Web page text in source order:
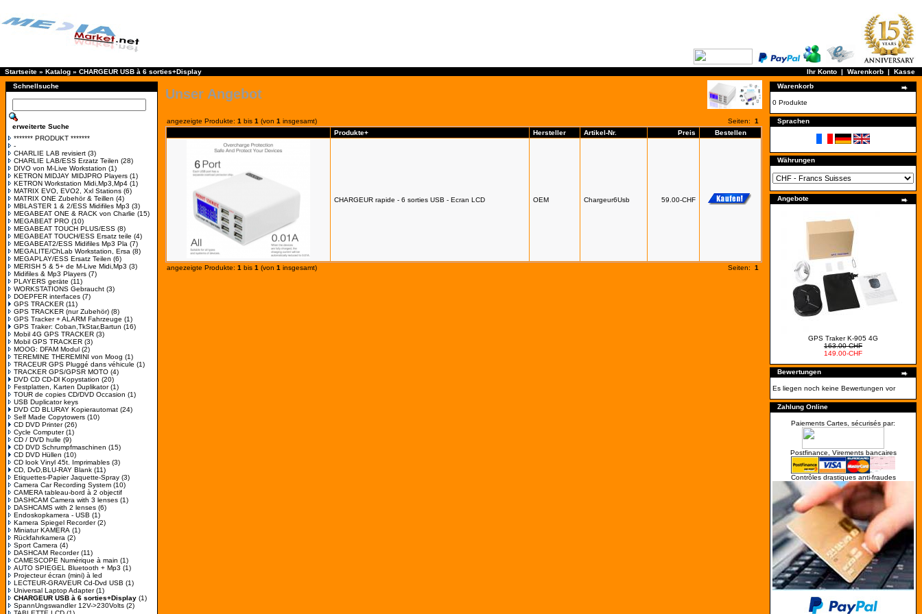
Startseite » Katalog » CHARGEUR USB à 6 sorties+Display Ihr Konto | Warenkorb | Kasse
Schnellsuche
erweiterte Suche
******* PRODUKT *******
-
CHARLIE LAB revisiert (3)
CHARLIE LAB/ESS Erzatz Teilen (28)
DIVO von M-Live Workstation (1)
KETRON MIDJAY MIDJPRO Players (1)
KETRON Workstation Midi,Mp3,Mp4 (1)
MATRIX EVO, EVO2, Xxl Stations (6)
MATRIX ONE Zubehör & Teillen (4)
MBLASTER 1 & 2/ESS Midifiles Mp3 (3)
MEGABEAT ONE & RACK von Charlie (15)
MEGABEAT PRO (10)
MEGABEAT TOUCH PLUS/ESS (8)
MEGABEAT TOUCH/ESS Ersatz teile (4)
MEGABEAT2/ESS Midifiles Mp3 Pla (7)
MEGALITE/ChLab Workstation, Ersa (8)
MEGAPLAY/ESS Ersatz Teilen (6)
MERISH 5 & 5+ de M-Live Midi,Mp3 (3)
Midifiles & Mp3 Players (7)
PLAYERS geräte (11)
WORKSTATIONS Gebraucht (3)
DOEPFER interfaces (7)
GPS TRACKER (11)
GPS TRACKER (nur Zubehör) (8)
GPS Tracker + ALARM Fahrzeuge (1)
GPS Traker: Coban,TkStar,Bartun (16)
Mobil 4G GPS TRACKER (3)
Mobil GPS TRACKER (3)
MOOG: DFAM Modul (2)
TEREMINE THEREMINI von Moog (1)
TRACEUR GPS Pluggé dans véhicule (1)
TRACKER GPS/GPSR MOTO (4)
DVD CD CD-Dl Kopystation (20)
Festplatten, Karten Duplikator(1)
TOUR de copies CD/DVD Occasion (1)
USB Duplicator keys
DVD CD BLURAY Kopierautomat (24)
Self Made Copytowers (10)
CD DVD Printer(26)
Cycle Computer(1)
CD / DVD hulle (9)
CD DVD Schrumpfmaschinen (15)
CD DVD Hüllen (10)
CD look Vinyl 45t. Imprimables (3)
CD, DvD,BLU-RAY Blank (11)
Etiquettes-Papier Jaquette-Spray (3)
Camera Car Recording System (10)
CAMERA tableau-bord à 2 objectif
DASHCAM Camera with 3 lenses (1)
DASHCAMS with 2 lenses (6)
Endoskopkamera - USB (1)
Kamera Spiegel Recorder(2)
Miniatur KAMERA (1)
Rückfahrkamera (2)
Sport Camera (4)
DASHCAM Recorder(11)
CAMESCOPE Numérique à main (1)
AUTO SPIEGEL Bluetooth + Mp3 (1)
Projecteur écran (mini) à led
LECTEUR-GRAVEUR Cd-Dvd USB (1)
Universal Laptop Adapter(1)
CHARGEUR USB à 6 sorties+Display (1)
SpannUngswandler 12V->230Volts (2)
Unser Angebot
angezeigte Produkte: 1 bis 1 (von 1 insgesamt) Seiten: 1
Produkte+
Hersteller Artikel-Nr. Preis Bestellen
CHARGEUR rapide - 6 sorties USB - Ecran LCD OEM Chargeur6Usb 59.00-CHF
angezeigte Produkte: 1 bis 1 (von 1 insgesamt) Seiten: 1
Warenkorb
0 Produkte
Sprachen
Währungen
Angebote
GPS Traker K-905 4G
163.00-CHF
149.00-CHF
Bewertungen
Es liegen noch keine Bewertungen vor
Zahlung Online
Paiements Cartes, sécurisés par:
Postfinance, Virements bancaires
Contrôles drastiques anti-fraudes